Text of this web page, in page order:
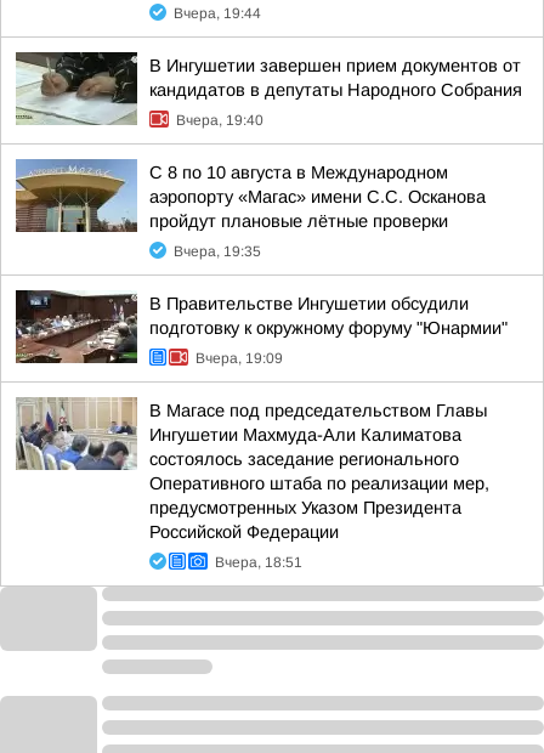
Вчера, 19:44
В Ингушетии завершен прием документов от
кандидатов в депутаты Народного Собрания
Вчера, 19:40
С 8 по 10 августа в Международном
аэропорту «Магас» имени С.С. Осканова
пройдут плановые лётные проверки
Вчера, 19:35
В Правительстве Ингушетии обсудили
подготовку к окружному форуму "Юнармии"
Вчера, 19:09
В Магасе под председательством Главы
Ингушетии Махмуда-Али Калиматова
состоялось заседание регионального
Оперативного штаба по реализации мер,
предусмотренных Указом Президента
Российской Федерации
Вчера, 18:51